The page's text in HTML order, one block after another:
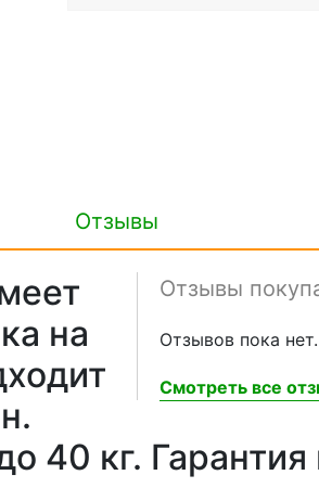
Отзывы
Отзывы
Отзывов пока нет.
Смотреть все
на
40 кг. Гарантия